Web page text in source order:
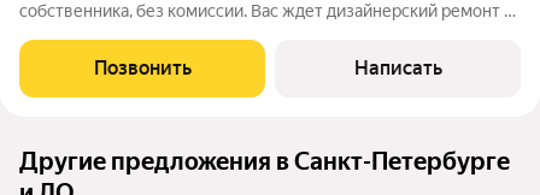
собственника, без комиссии. Вас ждет дизайнерский ремонт в
подоконники из натурального мрамора, новая премиальная
бытовая техника и премиальные
Позвонить Написать
Другие предложения в Санкт-Петербурге